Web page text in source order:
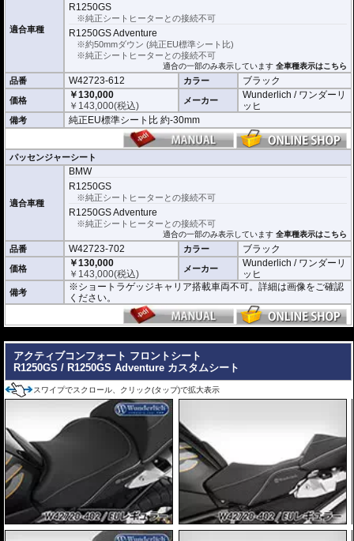
適合車種
R1250GS
※純正シートヒーターとの接続不可
R1250GS Adventure
※約50mmダウン (純正EU標準シート比)
※純正シートヒーターとの接続不可
適合の一部のみ表示しています全車種表示はこちら
品番 W42723-612 カラー ブラック
価格
￥130,000
￥ 143,000(税込) メーカー
Wunderlich / ワンダーリ
ッヒ
備考 純正EU標準シート比 約-30mm
パッセンジャーシート
適合車種
BMW
R1250GS
※純正シートヒーターとの接続不可
R1250GS Adventure
※純正シートヒーターとの接続不可
適合の一部のみ表示しています全車種表示はこちら
品番 W42723-702 カラー ブラック
価格
￥130,000
￥ 143,000(税込) メーカー
Wunderlich / ワンダーリ
ッヒ
備考
※ショートラゲッジキャリア搭載車両不可。詳細は画像をご確認
ください。
アクティブコンフォート フロントシート
R1250GS / R1250GS Adventure カスタムシート
スワイプでスクロール、クリック(タップ)で拡大表示